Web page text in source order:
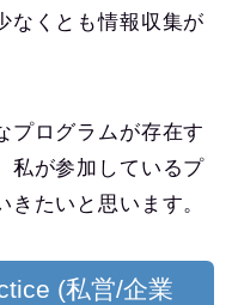
なくとも情報収集が
プログラムが存在す
私が参加しているプ
たいと思います。
(私営/企業